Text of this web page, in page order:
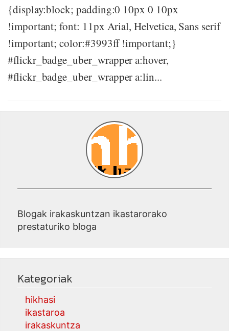
{display:block; padding:0 10px 0 10px
!important; font: 11px Arial, Helvetica, Sans serif
!important; color:#3993ff !important;}
#flickr_badge_uber_wrapper a:hover,
#flickr_badge_uber_wrapper a:lin...
Blogak irakaskuntzan ikastarorako
prestaturiko bloga
Kategoriak
hikhasi
ikastaroa
irakaskuntza